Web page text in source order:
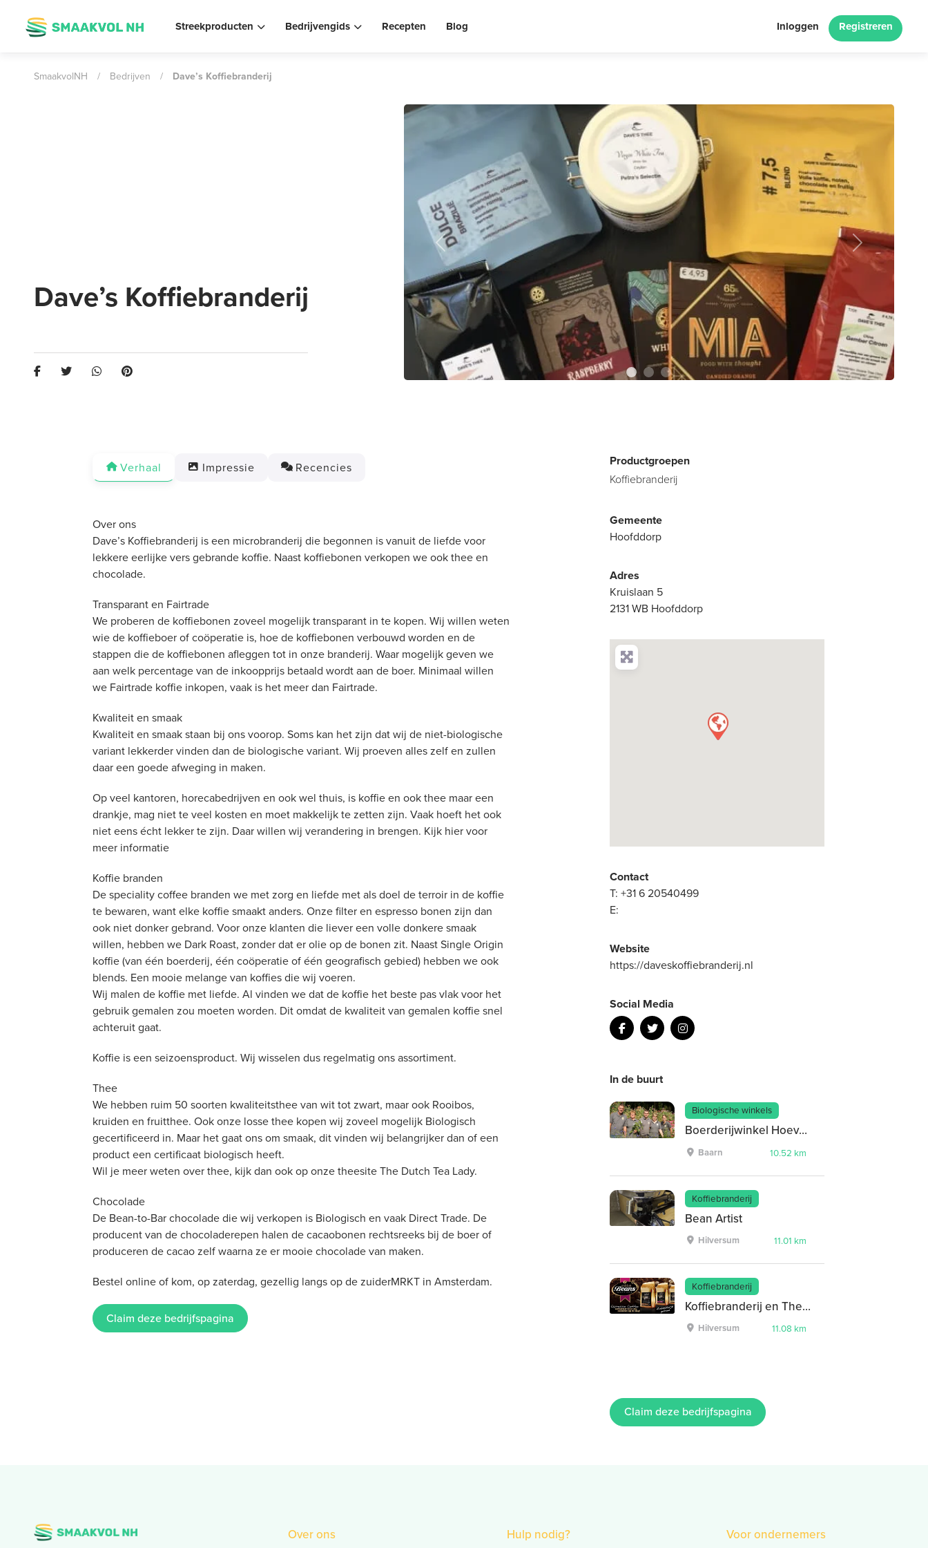
Streekproducten Bedrijvengids Recepten Blog Inloggen Registreren
SmaakvolNH / Bedrijven / Dave’s Koffiebranderij
Dave’s Koffiebranderij
Previous Next
Verhaal Impressie Recencies
Over ons
Dave’s Koffiebranderij is een microbranderij die begonnen is vanuit de liefde voor
lekkere eerlijke vers gebrande koffie. Naast koffiebonen verkopen we ook thee en
chocolade.
Transparant en Fairtrade
We proberen de koffiebonen zoveel mogelijk transparant in te kopen. Wij willen weten
wie de koffieboer of coöperatie is, hoe de koffiebonen verbouwd worden en de
stappen die de koffiebonen afleggen tot in onze branderij. Waar mogelijk geven we
aan welk percentage van de inkoopprijs betaald wordt aan de boer. Minimaal willen
we Fairtrade koffie inkopen, vaak is het meer dan Fairtrade.
Kwaliteit en smaak
Kwaliteit en smaak staan bij ons voorop. Soms kan het zijn dat wij de niet-biologische
variant lekkerder vinden dan de biologische variant. Wij proeven alles zelf en zullen
daar een goede afweging in maken.
Op veel kantoren, horecabedrijven en ook wel thuis, is koffie en ook thee maar een
drankje, mag niet te veel kosten en moet makkelijk te zetten zijn. Vaak hoeft het ook
niet eens écht lekker te zijn. Daar willen wij verandering in brengen. Kijk hier voor
meer informatie
Koffie branden
De speciality coffee branden we met zorg en liefde met als doel de terroir in de koffie
te bewaren, want elke koffie smaakt anders. Onze filter en espresso bonen zijn dan
ook niet donker gebrand. Voor onze klanten die liever een volle donkere smaak
willen, hebben we Dark Roast, zonder dat er olie op de bonen zit. Naast Single Origin
koffie (van één boerderij, één coöperatie of één geografisch gebied) hebben we ook
blends. Een mooie melange van koffies die wij voeren.
Wij malen de koffie met liefde. Al vinden we dat de koffie het beste pas vlak voor het
gebruik gemalen zou moeten worden. Dit omdat de kwaliteit van gemalen koffie snel
achteruit gaat.
Koffie is een seizoensproduct. Wij wisselen dus regelmatig ons assortiment.
Thee
We hebben ruim 50 soorten kwaliteitsthee van wit tot zwart, maar ook Rooibos,
kruiden en fruitthee. Ook onze losse thee kopen wij zoveel mogelijk Biologisch
gecertificeerd in. Maar het gaat ons om smaak, dit vinden wij belangrijker dan of een
product een certificaat biologisch heeft.
Wil je meer weten over thee, kijk dan ook op onze theesite The Dutch Tea Lady.
Chocolade
De Bean-to-Bar chocolade die wij verkopen is Biologisch en vaak Direct Trade. De
producent van de chocoladerepen halen de cacaobonen rechtsreeks bij de boer of
produceren de cacao zelf waarna ze er mooie chocolade van maken.
Bestel online of kom, op zaterdag, gezellig langs op de zuiderMRKT in Amsterdam.
Claim deze bedrijfspagina
Productgroepen
Koffiebranderij
Gemeente
Hoofddorp
Adres
Kruislaan 5
2131 WB Hoofddorp
Contact
T:+31 6 20540499
E:
Website
https://daveskoffiebranderij.nl
Social Media
In de buurt
Biologische winkels
Boerderijwinkel Hoeve Ravenstein
Baarn 10.52 km
Koffiebranderij
Bean Artist
Hilversum 11.01 km
Koffiebranderij
Koffiebranderij en Theehandel A. van Zijtveld
Hilversum 11.08 km
Claim deze bedrijfspagina
Over ons Hulp nodig? Voor ondernemers